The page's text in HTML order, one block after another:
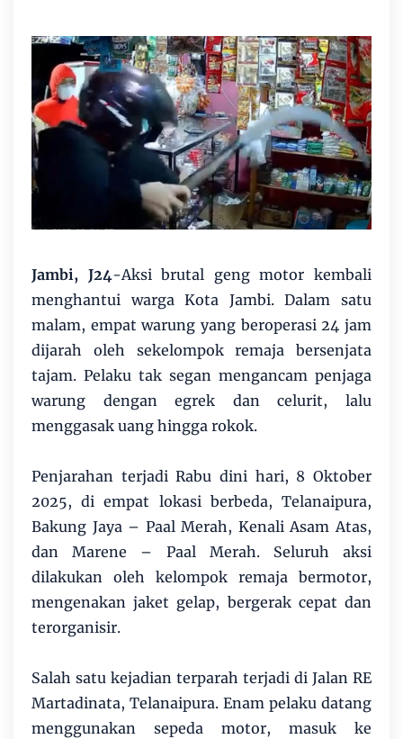
Jambi, J24-Aksi brutal geng motor kembali
menghantui warga Kota Jambi. Dalam satu
malam, empat warung yang beroperasi 24 jam
dijarah oleh sekelompok remaja bersenjata
tajam. Pelaku tak segan mengancam penjaga
warung dengan egrek dan celurit, lalu
menggasak uang hingga rokok.
Penjarahan terjadi Rabu dini hari, 8 Oktober
2025, di empat lokasi berbeda, Telanaipura,
Bakung Jaya – Paal Merah, Kenali Asam Atas,
dan Marene – Paal Merah. Seluruh aksi
dilakukan oleh kelompok remaja bermotor,
mengenakan jaket gelap, bergerak cepat dan
terorganisir.
Salah satu kejadian terparah terjadi di Jalan RE
Martadinata, Telanaipura. Enam pelaku datang
menggunakan sepeda motor, masuk ke